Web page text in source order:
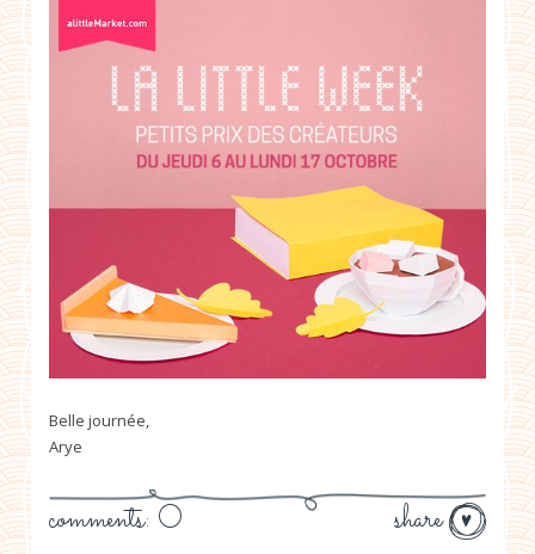
Belle journée,
Arye
share
comments: 0